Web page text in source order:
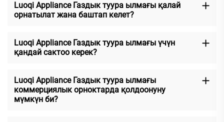
Luoqi Appliance Газдык туура ылмағы қалай
орнатылат жана баштап келет?
Luoqi Appliance Газдык туура ылмағы үчүн
қандай сактоо керек?
Luoqi Appliance Газдык туура ылмағы
коммерциялык орноктарда қолдоонуну
мүмкүн би?